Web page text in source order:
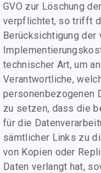
GVO zur Löschung
verpflichtet, so trifft
Berücksichtigung der
technischer Art, um
Verantwortliche,
personenbezogenen
zu setzen, dass die
für die
sämtlicher Links zu
von Kopien oder
Daten verlangt hat,